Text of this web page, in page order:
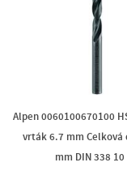
Alpen 0060100670100
vrták 6.7 mm Celková
mm DIN 338 10